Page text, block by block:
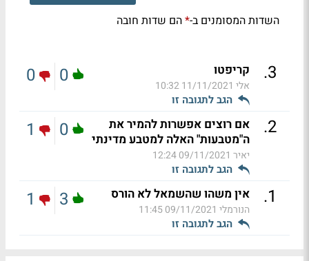
השדות המסומנים ב-*הם שדות חובה
3
. קריפטו
אלי 11/11/2021 10:32
הגב לתגובה זו
0
0
2
.
אם רוצים אפשרות להמיר את
ה"מטבעות" האלה למטבע מדינתי
יאיר 09/11/2021 12:24
הגב לתגובה זו
0
1
1
. אין משהו שהשמאל לא הורס
הנורמלי 09/11/2021 11:45
הגב לתגובה זו
3
1